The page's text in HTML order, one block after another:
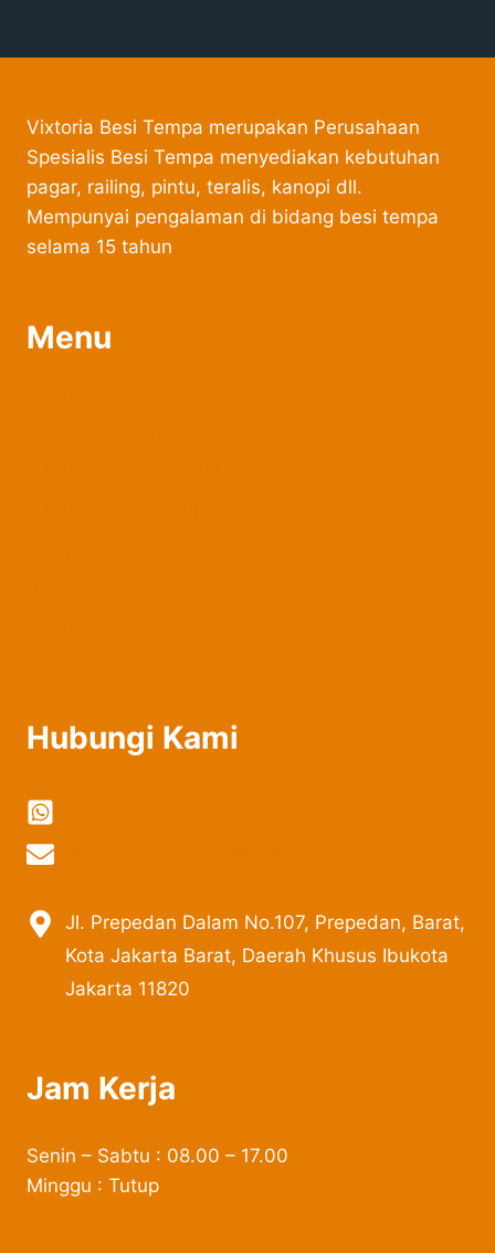
Vixtoria Besi Tempa merupakan Perusahaan
Spesialis Besi Tempa menyediakan kebutuhan
pagar, railing, pintu, teralis, kanopi dll.
Mempunyai pengalaman di bidang besi tempa
selama 15 tahun
Menu
Hubungi Kami
Jl. Prepedan Dalam No.107, Prepedan, Barat,
Kota Jakarta Barat, Daerah Khusus Ibukota
Jakarta 11820
Jam Kerja
Senin – Sabtu : 08.00 – 17.00
Minggu : Tutup